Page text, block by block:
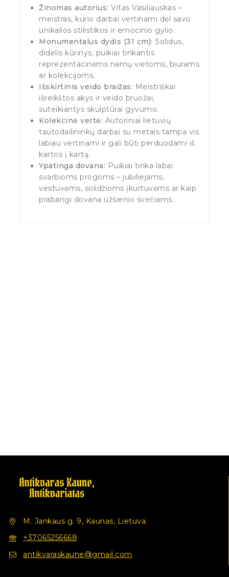
Žinomas autorius: Vitas Vasiliauskas –
meistras, kurio darbai vertinami dėl savo
unikalios stilistikos ir emocinio gylio.
Monumentalus dydis (31 cm): Solidus,
didelis kūrinys, puikiai tinkantis
reprezentacinėms namų vietoms, biurams
ar kolekcijoms.
Išskirtinis veido braižas: Meistriškai
išreikštos akys ir veido bruožai,
suteikiantys skulptūrai gyvumo.
Kolekcinė vertė: Autoriniai lietuvių
tautodailininkų darbai su metais tampa vis
labiau vertinami ir gali būti perduodami iš
kartos į kartą.
Ypatinga dovana: Puikiai tinka labai
svarbioms progoms – jubiliejams,
vestuvėms, solidžioms įkurtuvėms ar kaip
prabangi dovana užsienio svečiams.
M. Jankaus g. 9, Kaunas, Lietuva.
+37065256668
antikvaraskaune@gmail.com